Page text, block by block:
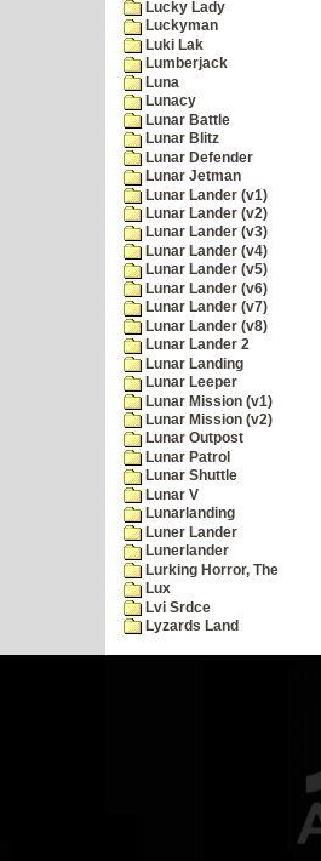
Lucky Lady
Luckyman
Luki Lak
Lumberjack
Luna
Lunacy
Lunar Battle
Lunar Blitz
Lunar Defender
Lunar Jetman
Lunar Lander (v1)
Lunar Lander (v2)
Lunar Lander (v3)
Lunar Lander (v4)
Lunar Lander (v5)
Lunar Lander (v6)
Lunar Lander (v7)
Lunar Lander (v8)
Lunar Lander 2
Lunar Landing
Lunar Leeper
Lunar Mission (v1)
Lunar Mission (v2)
Lunar Outpost
Lunar Patrol
Lunar Shuttle
Lunar V
Lunarlanding
Luner Lander
Lunerlander
Lurking Horror, The
Lux
Lvi Srdce
Lyzards Land